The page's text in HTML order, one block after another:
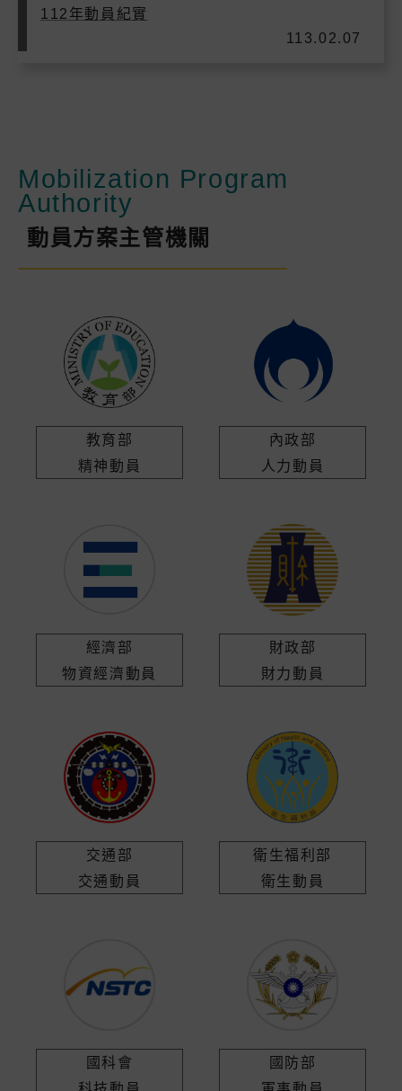
112年動員紀實
113.02.07
Mobilization Program
Authority
動員方案主管機關
教育部
精神動員
內政部
人力動員
經濟部
物資經濟動員
財政部
財力動員
交通部
交通動員
衛生福利部
衛生動員
國科會
國防部